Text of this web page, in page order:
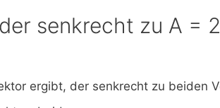
senkrecht zu A =
ergibt, der senkrecht zu beiden